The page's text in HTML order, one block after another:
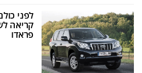
לפני
קריאה
פראדו